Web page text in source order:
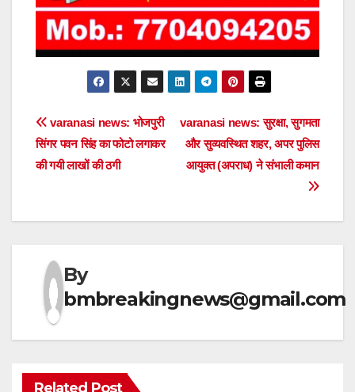
Post
navigation
varanasi news: सुरक्षा, सुगमता
और सुव्यवस्थित शहर, अपर पुलिस
आयुक्त (अपराध) ने संभाली कमान
varanasi news: भोजपुरी
सिंगर पवन सिंह का फोटो लगाकर
की गयी लाखों की ठगी
By
bmbreakingnews@gmail.com
Related Post